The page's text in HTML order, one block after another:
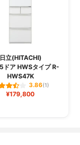
日立(HITACHI)
ドア HWSタイプ R-
HWS47K
3.86(1)
¥179,800